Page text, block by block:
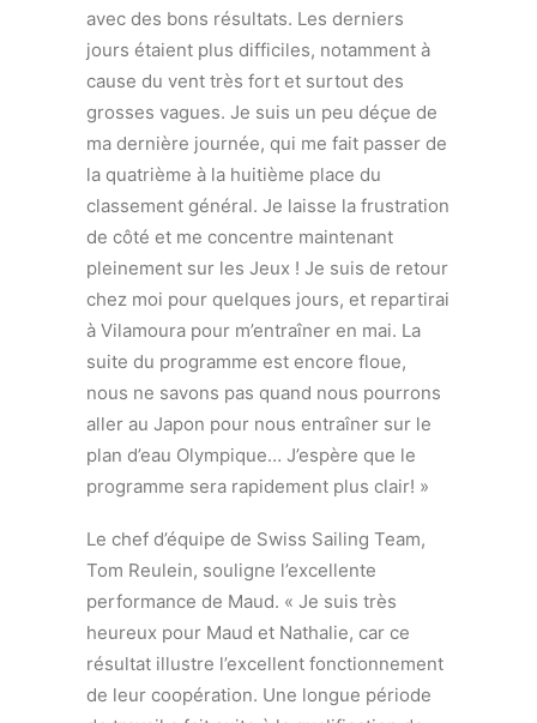
avec des bons résultats. Les derniers
jours étaient plus difficiles, notamment à
cause du vent très fort et surtout des
grosses vagues. Je suis un peu déçue de
ma dernière journée, qui me fait passer de
la quatrième à la huitième place du
classement général. Je laisse la frustration
de côté et me concentre maintenant
pleinement sur les Jeux ! Je suis de retour
chez moi pour quelques jours, et repartirai
à Vilamoura pour m’entraîner en mai. La
suite du programme est encore floue,
nous ne savons pas quand nous pourrons
aller au Japon pour nous entraîner sur le
plan d’eau Olympique… J’espère que le
programme sera rapidement plus clair! »
Le chef d’équipe de Swiss Sailing Team,
Tom Reulein, souligne l’excellente
performance de Maud. « Je suis très
heureux pour Maud et Nathalie, car ce
résultat illustre l’excellent fonctionnement
de leur coopération. Une longue période